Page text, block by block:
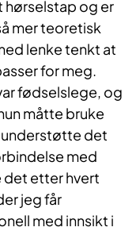
hørselstap og er
mer teoretisk
lenke tenkt at
for meg.
fødselslege, og
måtte bruke
understøtte det
med
etter hvert
jeg får
med innsikt i